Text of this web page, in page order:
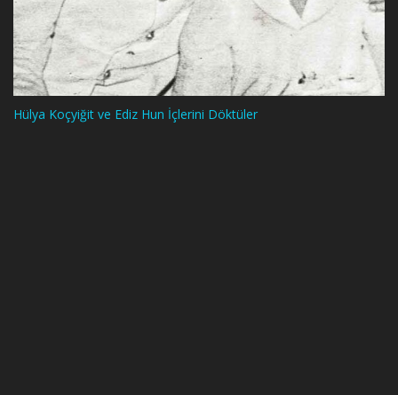
Hülya Koçyiğit ve Ediz Hun İçlerini Döktüler